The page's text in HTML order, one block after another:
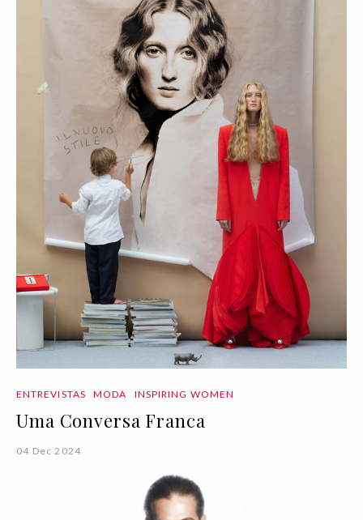
ENTREVISTAS MODA INSPIRING WOMEN
Uma Conversa Franca
04 Dec 2024